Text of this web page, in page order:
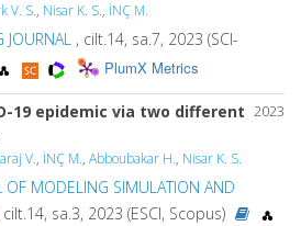
V. S., Nisar K. S., İNÇ M.
JOURNAL , cilt.14, sa.7, 2023 (SCI-
PlumX Metrics
2023
19 epidemic via two different
V., İNÇ M., Abboubakar H., Nisar K. S.
OF MODELING SIMULATION AND
cilt.14, sa.3, 2023 (ESCI, Scopus)